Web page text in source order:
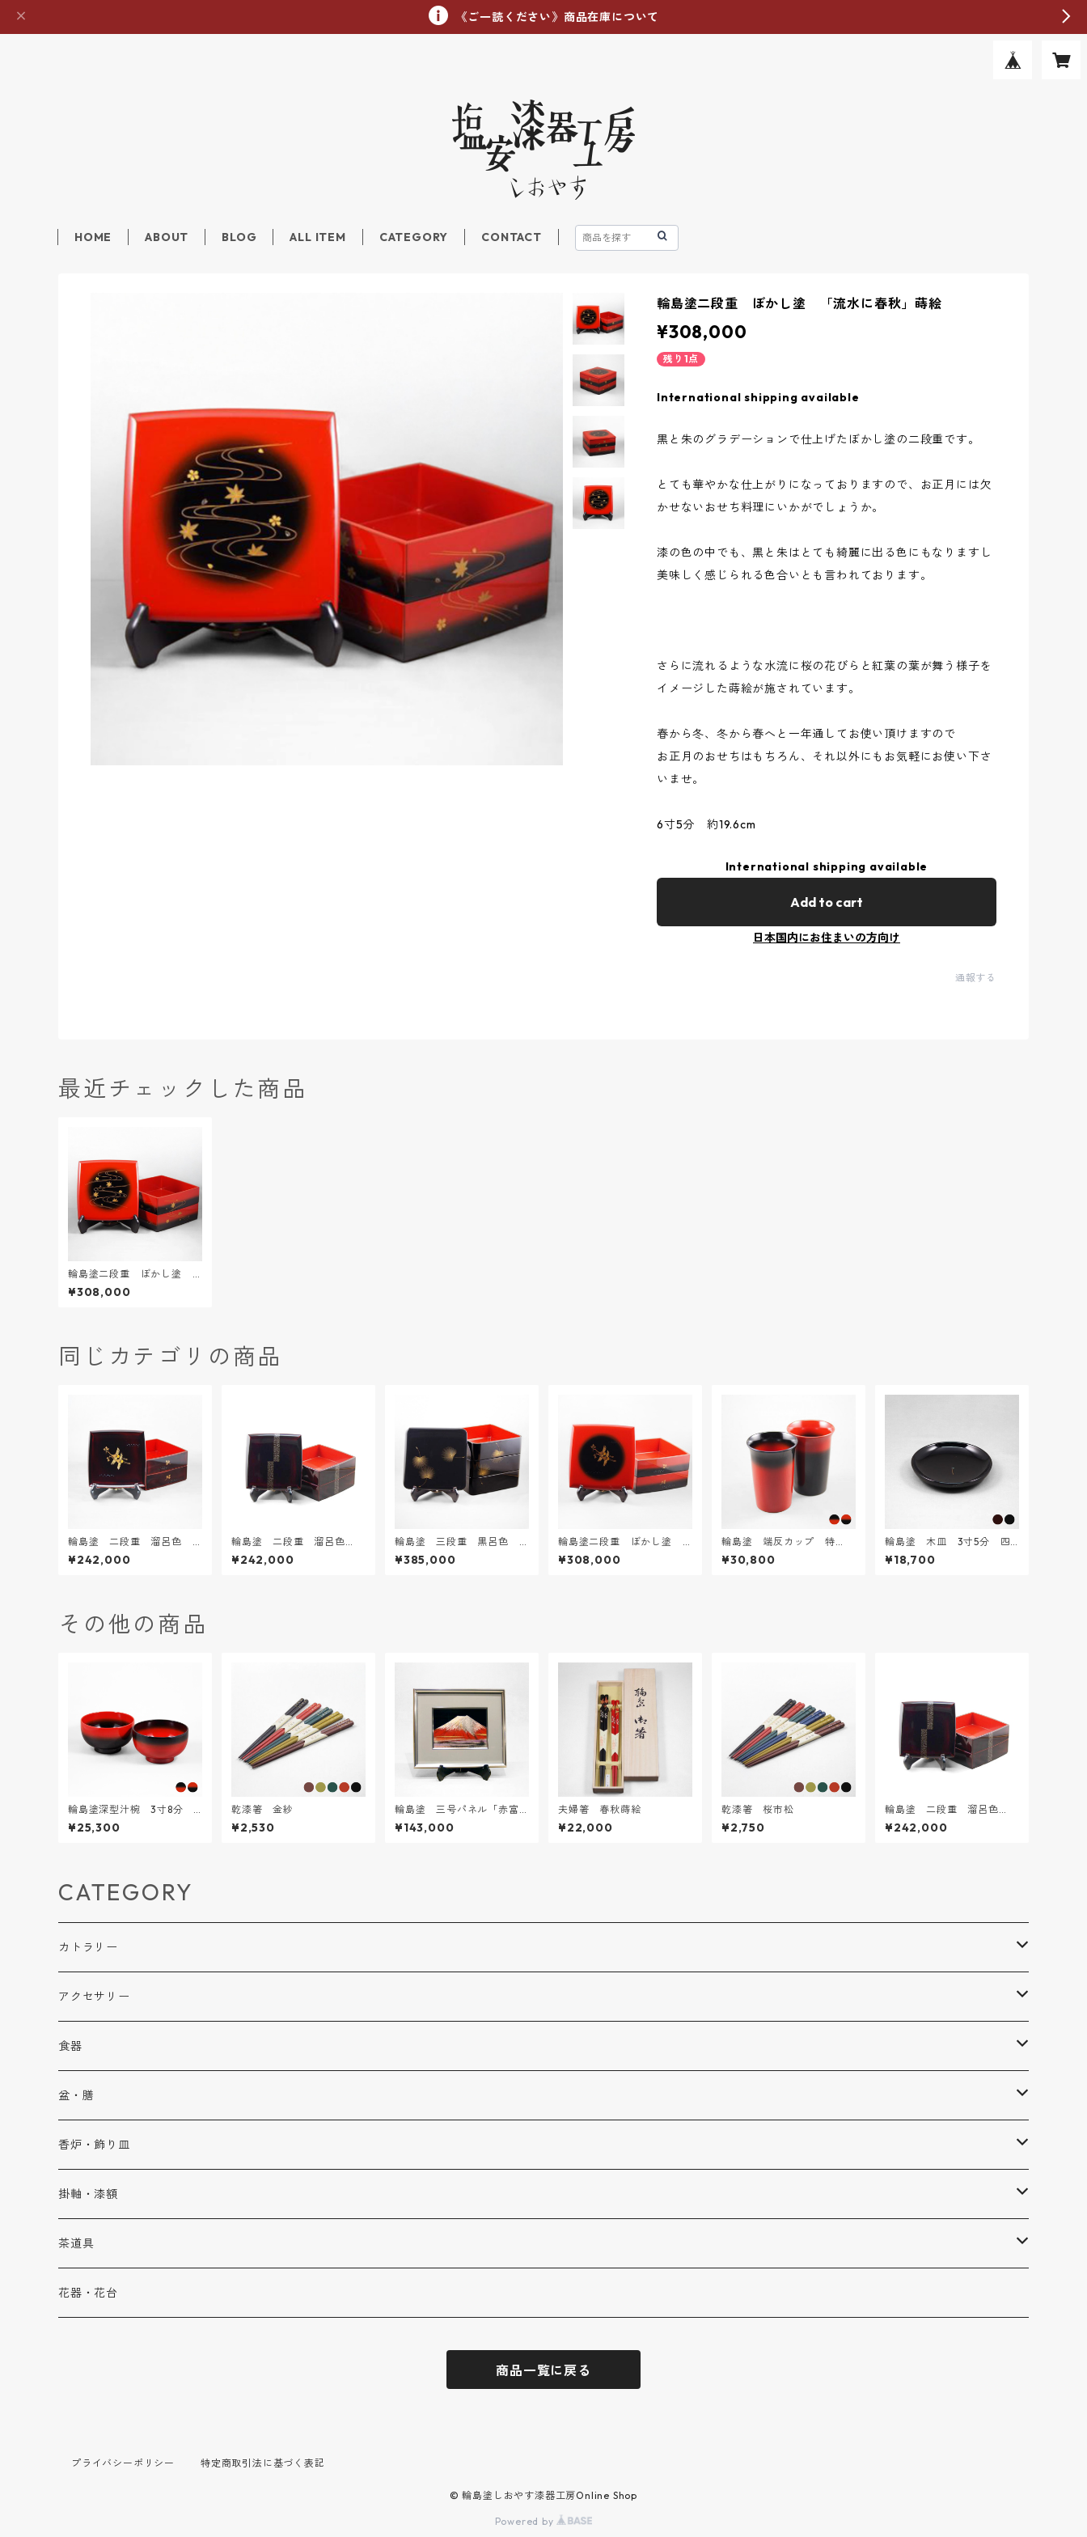
《ご一読ください》商品在庫について
HOME ABOUT BLOG ALL ITEM CATEGORY CONTACT
輪島塗二段重 ぼかし塗 「流水に春秋」蒔絵
¥308,000
残り1点
International shipping available
黒と朱のグラデーションで仕上げたぼかし塗の二段重です。
とても華やかな仕上がりになっておりますので、お正月には欠
かせないおせち料理にいかがでしょうか。
漆の色の中でも、黒と朱はとても綺麗に出る色にもなりますし
美味しく感じられる色合いとも言われております。
さらに流れるような水流に桜の花びらと紅葉の葉が舞う様子を
イメージした蒔絵が施されています。
春から冬、冬から春へと一年通してお使い頂けますので
お正月のおせちはもちろん、それ以外にもお気軽にお使い下さ
いませ。
6寸5分 約19.6cm
International shipping available
Add to cart
日本国内にお住まいの方向け
通報する
最近チェックした商品
輪島塗二段重 ぼかし塗
「流水に春秋」蒔絵
¥308,000
同じカテゴリの商品
輪島塗 二段重 溜呂色
「松喰鶴」蒔絵
¥242,000
輪島塗 二段重 溜呂色
「敷松葉」蒔絵
¥242,000
輪島塗 三段重 黒呂色
飛花沈金
¥385,000
輪島塗二段重 ぼかし塗
「松喰鶴」蒔絵
¥308,000
輪島塗 端反カップ 特
大 ぼかし塗［朱×黒］
¥30,800
輪島塗 木皿 3寸5分 四
葉クローバー蒔絵
¥18,700
その他の商品
輪島塗深型汁椀 3寸8分
ぼかし塗［黒×朱］
¥25,300
乾漆箸 金紗
¥2,530
輪島塗 三号パネル「赤富
士」沈金
¥143,000
夫婦箸 春秋蒔絵
¥22,000
乾漆箸 桜市松
¥2,750
輪島塗 二段重 溜呂色
「敷松葉」蒔絵
¥242,000
CATEGORY
カトラリー
箸
乾漆（滑らない箸）
塗り
アクセサリー
ペンダント
指輪
イヤリング・ピアス
ブローチ
ブレスレット・バングル
食器
椀
ぐいのみ
カップ
皿
鉢
盆・膳
盆
香炉・飾り皿
香炉
飾り皿
掛軸・漆額
掛軸
漆額
茶道具
干菓子器
花器・花台
商品一覧に戻る
プライバシーポリシー 特定商取引法に基づく表記
© 輪島塗しおやす漆器工房Online Shop
Powered by